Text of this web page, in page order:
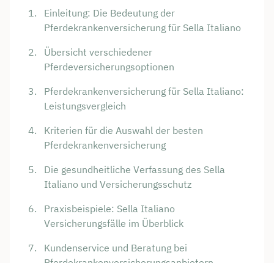
Einleitung: Die Bedeutung der
Pferdekrankenversicherung für Sella Italiano
Übersicht verschiedener
Pferdeversicherungsoptionen
Pferdekrankenversicherung für Sella Italiano:
Leistungsvergleich
Kriterien für die Auswahl der besten
Pferdekrankenversicherung
Die gesundheitliche Verfassung des Sella
Italiano und Versicherungsschutz
Praxisbeispiele: Sella Italiano
Versicherungsfälle im Überblick
Kundenservice und Beratung bei